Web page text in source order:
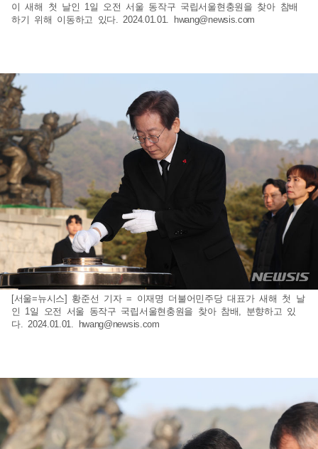
이 새해 첫 날인 1일 오전 서울 동작구 국립서울현충원을 찾아 참배
하기 위해 이동하고 있다. 2024.01.01. hwang@newsis.com
[서울=뉴시스] 황준선 기자 = 이재명 더불어민주당 대표가 새해 첫 날
인 1일 오전 서울 동작구 국립서울현충원을 찾아 참배, 분향하고 있
다. 2024.01.01.
hwang@newsis.com